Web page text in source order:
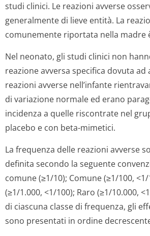
studi clinici. Le reazioni avverse
generalmente di lieve entità. La
comunemente riportata nella madre
Nel neonato, gli studi clinici non
reazione avversa specifica dovuta ad
reazioni avverse nell’infante
di variazione normale ed erano
incidenza a quelle riscontrate nel
placebo e con beta-mimetici.
La frequenza delle reazioni avverse
definita secondo la seguente
comune (≥1/10); Comune (≥1/100,
(≥1/1.000, <1/100); Raro (≥1/10.000,
di ciascuna classe di frequenza, gli
sono presentati in ordine